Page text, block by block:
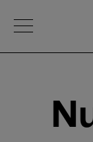
Open Menu